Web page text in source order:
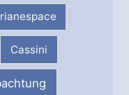
Cassini